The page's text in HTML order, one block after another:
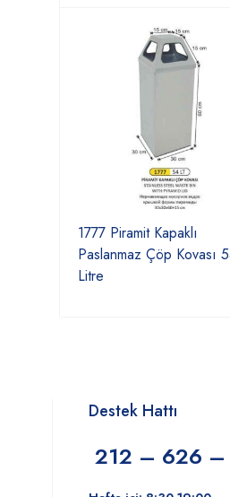
1777 Piramit Kapaklı
Paslanmaz Çöp Kovası
Litre
Destek Hattı
212 – 626